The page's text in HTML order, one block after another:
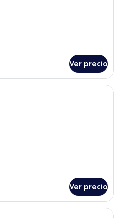
Ver precio
Habitación de hotel con cama,
Ver precio
Habitación de hotel con dos camas,